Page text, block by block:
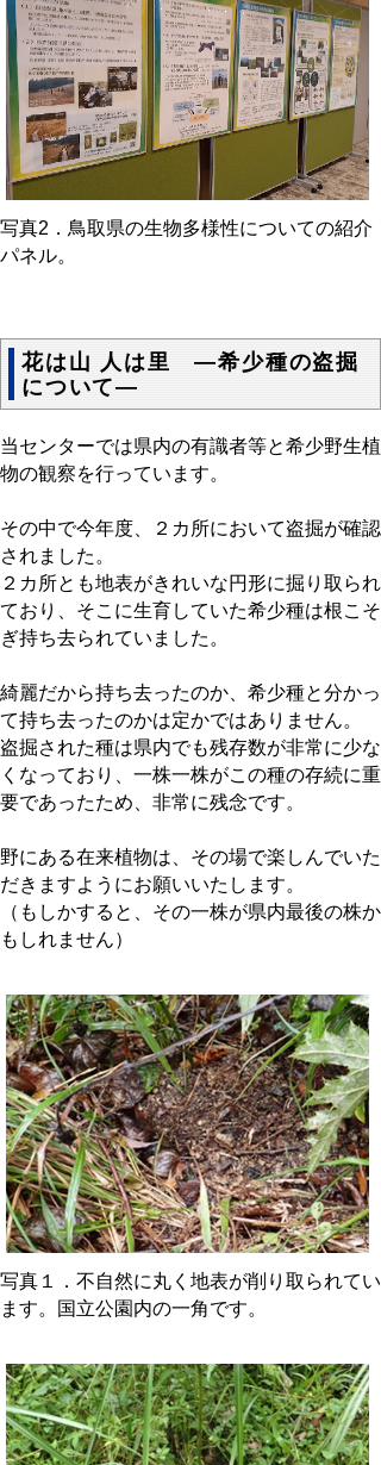
写真2．鳥取県の生物多様性についての紹介
パネル。
花は山 人は里 ―希少種の盗掘
について―
当センターでは県内の有識者等と希少野生植
物の観察を行っています。
その中で今年度、２カ所において盗掘が確認
されました。
２カ所とも地表がきれいな円形に掘り取られ
ており、そこに生育していた希少種は根こそ
ぎ持ち去られていました。
綺麗だから持ち去ったのか、希少種と分かっ
て持ち去ったのかは定かではありません。
盗掘された種は県内でも残存数が非常に少な
くなっており、一株一株がこの種の存続に重
要であったため、非常に残念です。
野にある在来植物は、その場で楽しんでいた
だきますようにお願いいたします。
（もしかすると、その一株が県内最後の株か
もしれません）
写真１．不自然に丸く地表が削り取られてい
ます。国立公園内の一角です。